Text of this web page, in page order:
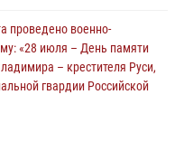
проведено военно-
«28 июля – День памяти
– крестителя Руси,
гвардии Российской